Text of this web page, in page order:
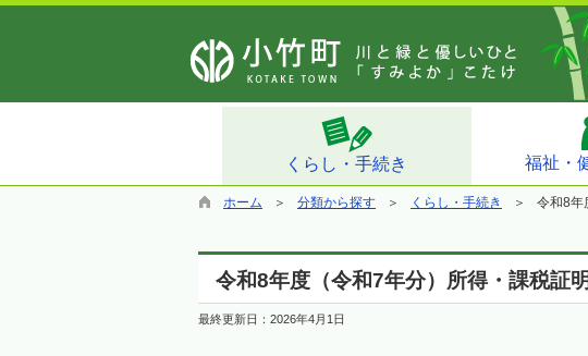
くらし・手続き 福祉・
ホーム 分類から探す くらし・手続き 令和8年
令和8年度（令和7年分）所得・課税証
最終更新日： 2026年4月1日